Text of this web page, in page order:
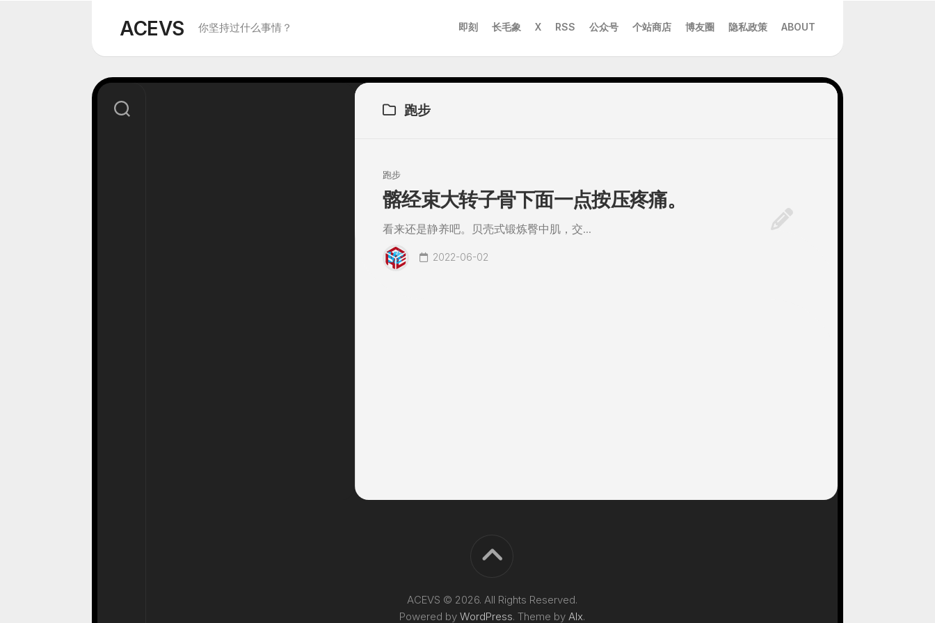
ACEVS 你坚持过什么事情？ 即刻 长毛象 X RSS 公众号 个站商店 博友圈 隐私政策 ABOUT
跑步
跑步
髂经束大转子骨下面一点按压疼痛。
看来还是静养吧。贝壳式锻炼臀中肌，交...
2022-06-02
ACEVS © 2026. All Rights Reserved.
Powered by WordPress. Theme by Alx.